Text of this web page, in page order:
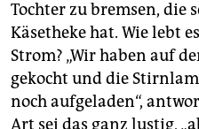
Tochter zu bremsen, die
Käsetheke hat. Wie lebt
Strom? „Wir haben auf
gekocht und die
noch aufgeladen“,
Art sei das ganz lustig,